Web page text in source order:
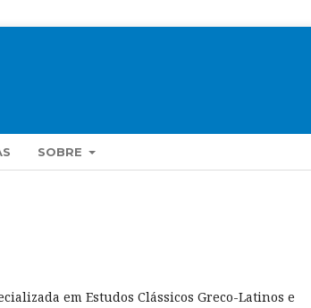
SOBRE
em Estudos Clássicos Greco-Latinos e